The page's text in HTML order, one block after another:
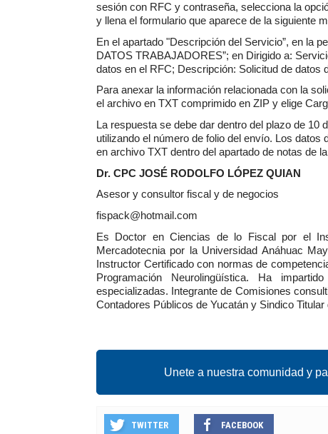
sesión con RFC y contraseña, selecciona la
y llena el formulario que aparece de la siguiente
En el apartado "Descripción del Servicio”, en la
DATOS TRABAJADORES”; en Dirigido a:
datos en el RFC; Descripción: Solicitud de datos
Para anexar la información relacionada con la
el archivo en TXT comprimido en ZIP y elige
La respuesta se debe dar dentro del plazo de
utilizando el número de folio del envío. Los
en archivo TXT dentro del apartado de notas de
Dr. CPC JOSÉ RODOLFO LÓPEZ QUIAN
Asesor y consultor fiscal y de negocios
fispack@hotmail.com
Es Doctor en Ciencias de lo Fiscal por el
Mercadotecnia por la Universidad Anáhuac
Instructor Certificado con normas de
Programación Neurolingüística. Ha
especializadas. Integrante de Comisiones
Contadores Públicos de Yucatán y Sindico
Unete a nuestra comunidad y
TWITTER FACEBOOK